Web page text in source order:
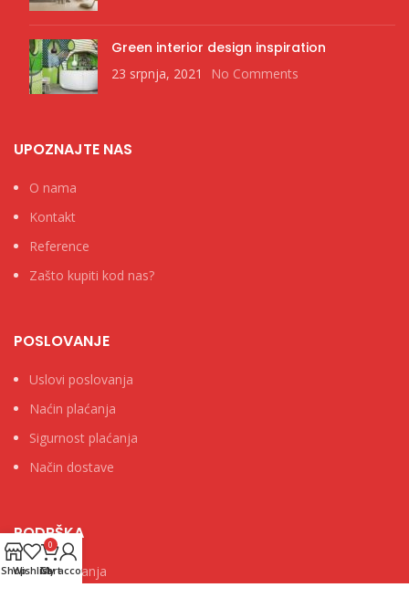
Green interior design inspiration
23 srpnja, 2021 No Comments
UPOZNAJTE NAS
O nama
Kontakt
Reference
Zašto kupiti kod nas?
POSLOVANJE
Uslovi poslovanja
Naćin plaćanja
Sigurnost plaćanja
Način dostave
PODRŠKA
Česta pitanja
ShopWishlist
0
Cart
My account